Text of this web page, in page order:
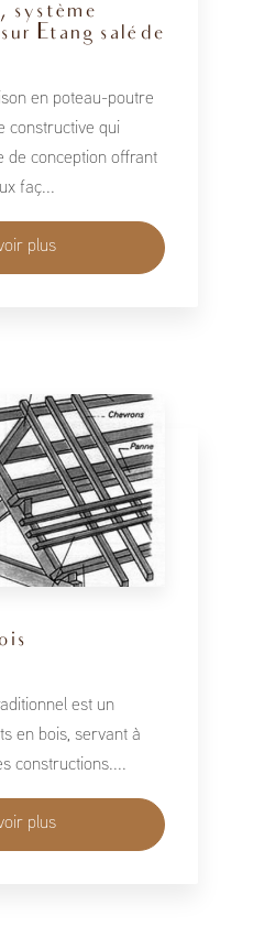
système
Etang salé de
en poteau-poutre
constructive qui
de conception offrant
faç...
plus
est un
en bois, servant à
constructions....
plus